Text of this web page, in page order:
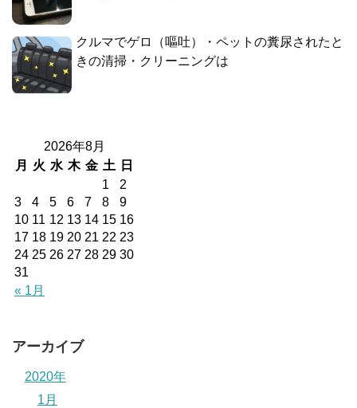
クルマでゲロ（嘔吐）・ペットの糞尿されたと
きの清掃・クリーニングは
2026年8月
月
火 水 木 金 土 日
« 1月
1
2
3
4 5 6 7 8
9
10 11 12 13 14 15 16
17 18 19 20 21 22 23
24 25 26 27 28 29 30
31
アーカイブ
2020年
1月